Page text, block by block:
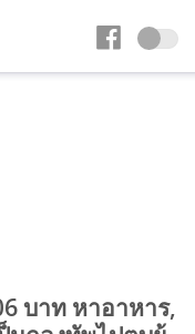
บาท หาอาหาร,